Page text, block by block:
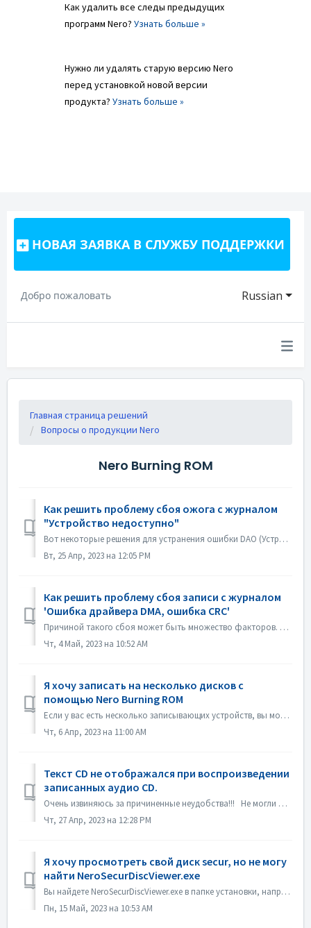
Как удалить все следы предыдущих
программ Nero? Узнать больше »
Нужно ли удалять старую версию Nero
перед установкой новой версии
продукта? Узнать больше »
НОВАЯ ЗАЯВКА В СЛУЖБУ ПОДДЕРЖКИ
Russian
Добро пожаловать
Главная страница решений
Вопросы о продукции Nero
Nero Burning ROM
Как решить проблему сбоя ожога с журналом
"Устройство недоступно"
Вот некоторые решения для устранения ошибки DAO (Устройство недоступно). Обновление или откат прошивки драйвера В основном эта проблема возникает после об...
Вт, 25 Апр, 2023 на 12:05 PM
Как решить проблему сбоя записи с журналом
'Ошибка драйвера DMA, ошибка CRC'
Причиной такого сбоя может быть множество факторов. Пожалуйста, попробуйте следующие методы: 1. Отсоедините кабели передачи данных на устройстве прожига; 2...
Чт, 4 Май, 2023 на 10:52 AM
Я хочу записать на несколько дисков с
помощью Nero Burning ROM
Если у вас есть несколько записывающих устройств, вы можете отметить опцию "Использовать несколько записывающих устройств" на вкладке Burn перед з...
Чт, 6 Апр, 2023 на 11:00 AM
Текст CD не отображался при воспроизведении
записанных аудио CD.
Очень извиняюсь за причиненные неудобства!!! Не могли бы вы воспроизвести диск с помощью Nero MediaHome и проверить метаданные? Ваши проигрыватели должны ...
Чт, 27 Апр, 2023 на 12:28 PM
Я хочу просмотреть свой диск secur, но не могу
найти NeroSecurDiscViewer.exe
Вы найдете NeroSecurDiscViewer.exe в папке установки, например: C:\Programs (x86)\Nero\Nero 2023\Nero Burning ROM\SecurDisc На диске также должен быть файл...
Пн, 15 Май, 2023 на 10:53 AM